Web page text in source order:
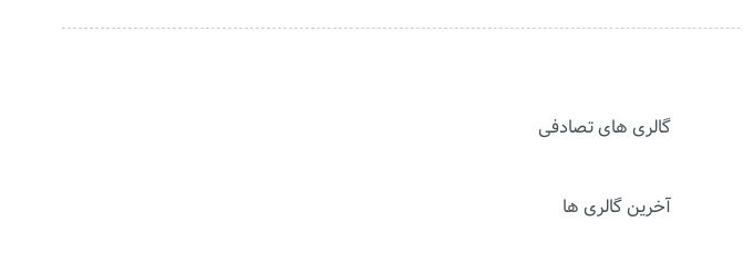
گالری های تصادفی
آخرین گالری ها